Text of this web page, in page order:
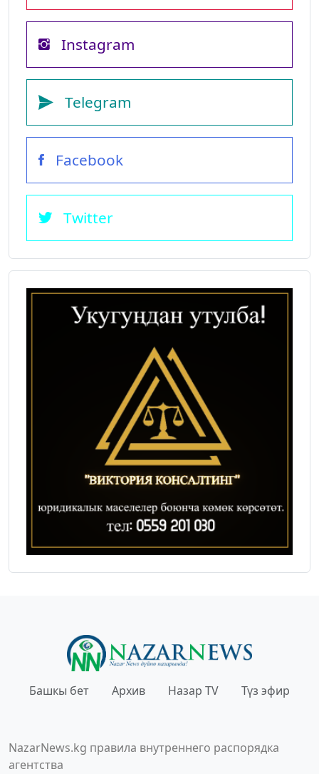
Instagram
Telegram
Facebook
Twitter
Башкы бет Архив Назар TV Түз эфир
NazarNews.kg правила внутреннего распорядка
агентства